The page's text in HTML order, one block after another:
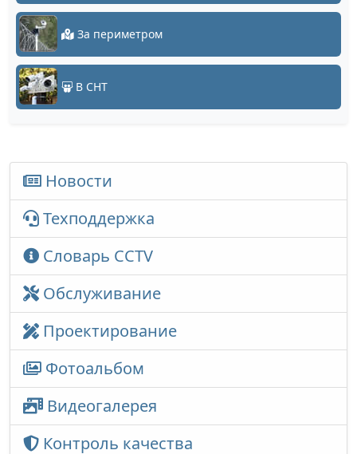
За периметром
В СНТ
Новости
Техподдержка
Словарь CCTV
Обслуживание
Проектирование
Фотоальбом
Видеогалерея
Контроль качества